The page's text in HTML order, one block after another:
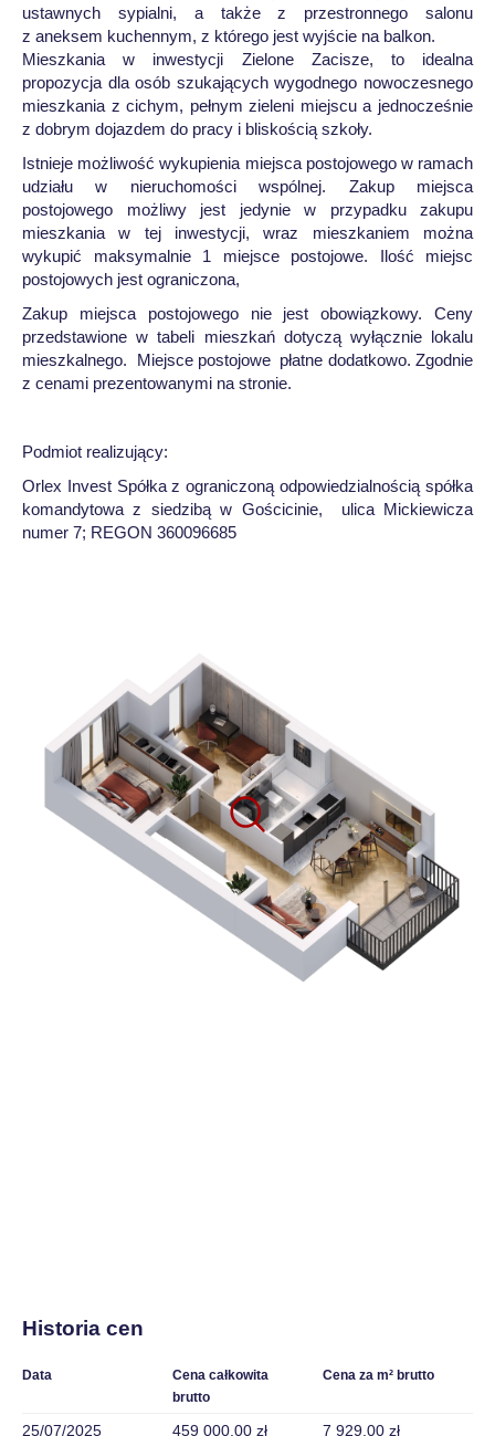
ustawnych sypialni, a także z przestronnego salonu
z aneksem kuchennym, z którego jest wyjście na balkon.
Mieszkania w inwestycji Zielone Zacisze, to idealna
propozycja dla osób szukających wygodnego nowoczesnego
mieszkania z cichym, pełnym zieleni miejscu a jednocześnie
z dobrym dojazdem do pracy i bliskością szkoły.
Istnieje możliwość wykupienia miejsca postojowego w ramach
udziału w nieruchomości wspólnej. Zakup miejsca
postojowego możliwy jest jedynie w przypadku zakupu
mieszkania w tej inwestycji, wraz mieszkaniem można
wykupić maksymalnie 1 miejsce postojowe. Ilość miejsc
postojowych jest ograniczona,
Zakup miejsca postojowego nie jest obowiązkowy. Ceny
przedstawione w tabeli mieszkań dotyczą wyłącznie lokalu
mieszkalnego. Miejsce postojowe płatne dodatkowo. Zgodnie
z cenami prezentowanymi na stronie.
Podmiot realizujący:
Orlex Invest Spółka z ograniczoną odpowiedzialnością spółka
komandytowa z siedzibą w Gościcinie, ulica Mickiewicza
numer 7; REGON 360096685
Historia cen
Data
Cena całkowita
brutto
Cena za m² brutto
25/07/2025 459 000,00 zł 7 929,00 zł